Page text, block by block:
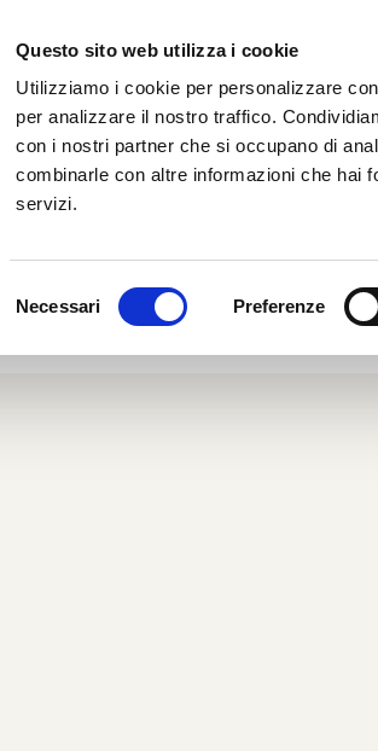
Questo sito web utilizza i cookie
Utilizziamo i cookie per personalizzare
per analizzare il nostro traffico.
con i nostri partner che si occupano di
combinarle con altre informazioni che hai
servizi.
Necessari Preferenze
Set 29, 2005 Dal Mondo